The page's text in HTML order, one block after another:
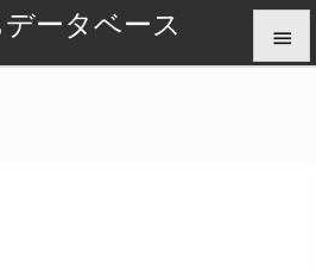
ータベース 